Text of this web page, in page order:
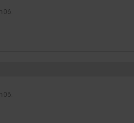
06.
06.